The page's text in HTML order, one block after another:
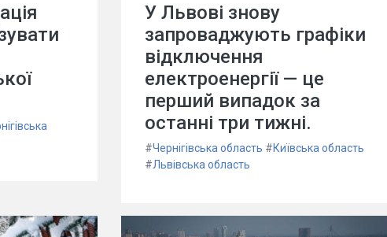
У Львові знову
запроваджують графіки
відключення
електроенергії — це
перший випадок за
останні три тижні.
#Чернігівська область #Київська область
#Львівська область